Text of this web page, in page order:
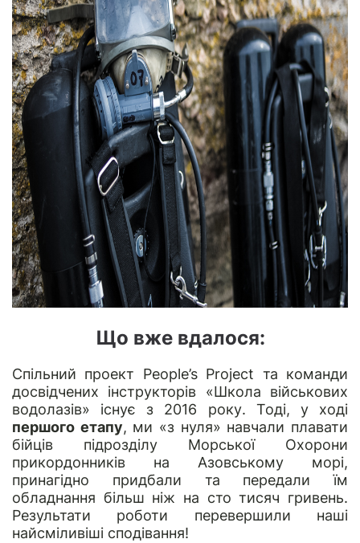
Що вже вдалося:
Спільний проект People’s Project та команди
досвідчених інструкторів «Школа військових
водолазів» існує з 2016 року. Тоді, у ході
першого етапу, ми «з нуля» навчали плавати
бійців підрозділу Морської Охорони
прикордонників на Азовському морі,
принагідно придбали та передали їм
обладнання більш ніж на сто тисяч гривень.
Результати роботи перевершили наші
найсміливіші сподівання!